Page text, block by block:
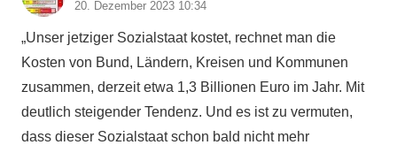
20. Dezember 2023 10:34
„Unser jetziger Sozialstaat kostet, rechnet man die
Kosten von Bund, Ländern, Kreisen und Kommunen
zusammen, derzeit etwa 1,3 Billionen Euro im Jahr. Mit
deutlich steigender Tendenz. Und es ist zu vermuten,
dass dieser Sozialstaat schon bald nicht mehr